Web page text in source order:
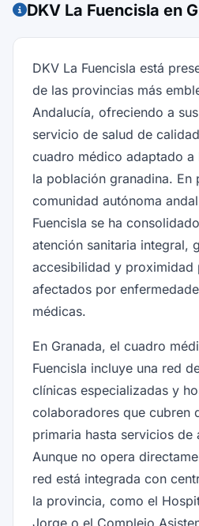
DKV La Fuencisla en
DKV La Fuencisla está
de las provincias más
Andalucía, ofreciendo a
servicio de salud de
cuadro médico adaptado a
la población granadina. En
comunidad autónoma
Fuencisla se ha
atención sanitaria integral,
accesibilidad y proximidad
afectados por
médicas.
En Granada, el cuadro
Fuencisla incluye una red
clínicas especializadas y
colaboradores que cubren
primaria hasta servicios de
Aunque no opera
red está integrada con
la provincia, como el
Jorge o el Complejo